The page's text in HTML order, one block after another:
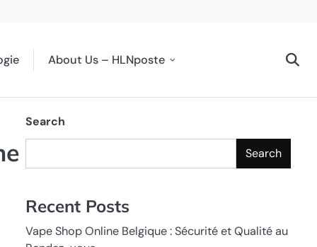
About Us – HLNposte
Search
Search
Recent Posts
Vape Shop Online Belgique : Sécurité et Qualité au